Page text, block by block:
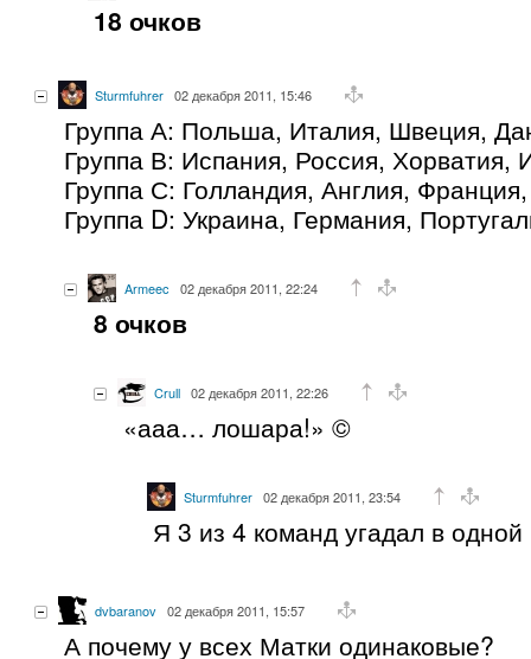
18 очков
Sturmfuhrer 02 декабря 2011, 15:46
Группа А: Польша, Италия, Швеция,
Группа В: Испания, Россия, Хорватия,
Группа С: Голландия, Англия,
Группа D: Украина, Германия,
Armeec 02 декабря 2011, 22:24
8 очков
Crull 02 декабря 2011, 22:26
«ааа… лошара!» ©
Sturmfuhrer 02 декабря 2011, 23:54
Я 3 из 4 команд угадал в одной
dvbaranov 02 декабря 2011, 15:57
А почему у всех Матки одинаковые?